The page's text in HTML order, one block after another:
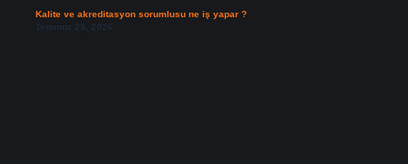
Kalite ve akreditasyon sorumlusu ne iş yapar ?
Temmuz 23, 2026